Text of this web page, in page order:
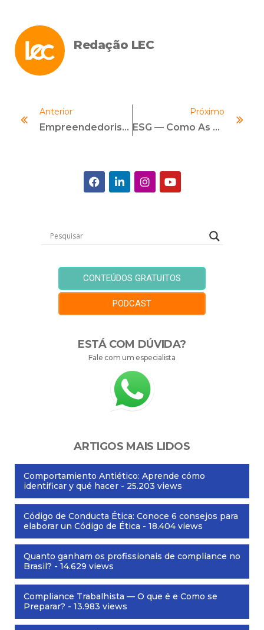
Redação LEC
Anterior
Empreendedorismo Em Compliance — Como Empreender Na Área De Compliance?
Próximo
ESG — Como As Questões Ambientais Estão Impactando As Exportações Brasileiras?
CONTEÚDOS GRATUITOS
PODCAST
ESTÁ COM DÚVIDA?
Fale com um especialista
ARTIGOS MAIS LIDOS
Comportamiento Antiético: Aprende cómo
identificar y qué hacer - 25.203 views
Código de Conducta Ética: Conoce 6 consejos para
elaborar un Código de Ética - 18.404 views
Quanto ganham os profissionais de compliance no
Brasil? - 14.629 views
Compliance Trabalhista — O que é e Como se
Preparar? - 13.983 views